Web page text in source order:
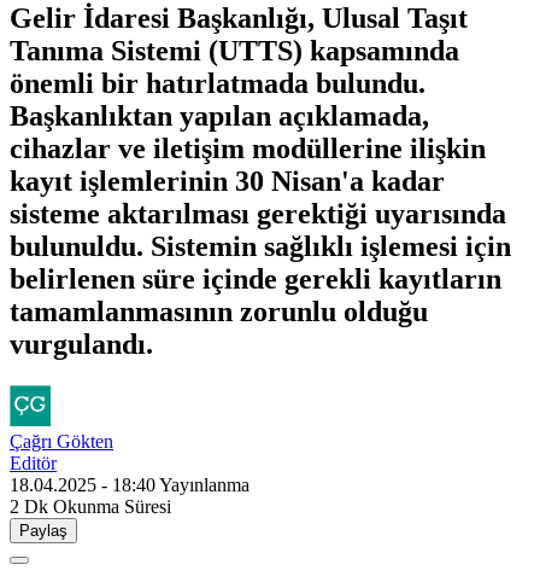
Gelir İdaresi Başkanlığı, Ulusal Taşıt
Tanıma Sistemi (UTTS) kapsamında
önemli bir hatırlatmada bulundu.
Başkanlıktan yapılan açıklamada,
cihazlar ve iletişim modüllerine ilişkin
kayıt işlemlerinin 30 Nisan'a kadar
sisteme aktarılması gerektiği uyarısında
bulunuldu. Sistemin sağlıklı işlemesi için
belirlenen süre içinde gerekli kayıtların
tamamlanmasının zorunlu olduğu
vurgulandı.
Çağrı Gökten
Editör
18.04.2025 - 18:40Yayınlanma
2 Dk Okunma Süresi
Paylaş